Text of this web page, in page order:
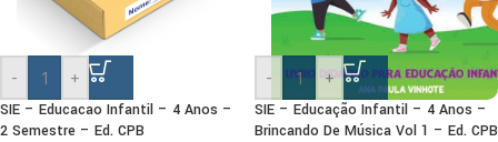
- +
SIE – Educacao Infantil – 4 Anos –
2 Semestre – Ed. CPB
- +
SIE – Educação Infantil – 4 Anos –
Brincando De Música Vol 1 – Ed. CPB